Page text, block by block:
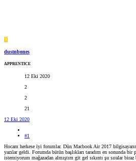
D
dustnbones
APPRENTICE
12 Eki 2020
2
2
21
12 Eki 2020
#1
Hocam herkese iyi forumlar. Dün Macbook Air 2017
yazılar geldi. Forumda bütün başlıkları taradım en sonunda
istemiyorum mağazadan almıştım git gel sıkıntı şu sıralar